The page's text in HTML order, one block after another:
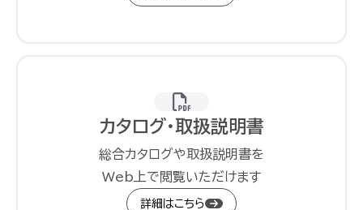
カタログ・取扱説明書
総合カタログや取扱説明書を
Web上で閲覧いただけます
詳細はこちら